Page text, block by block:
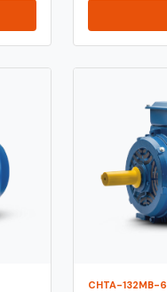
CHTA-132MB-6